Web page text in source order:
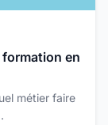
en
métier faire